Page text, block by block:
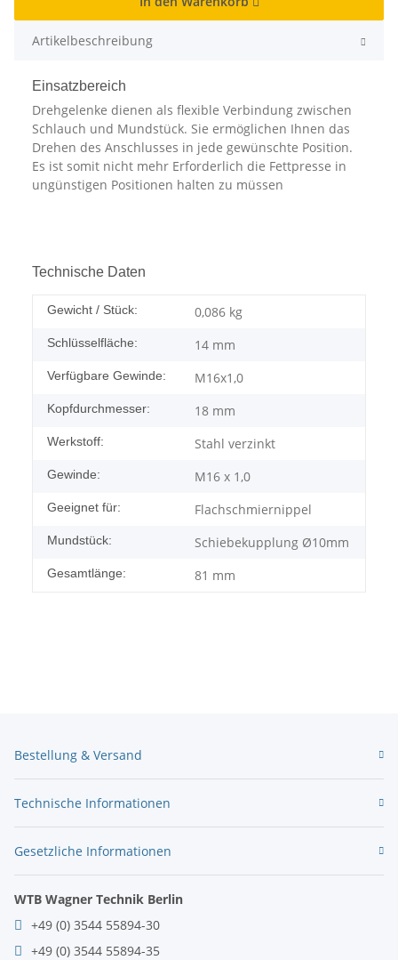
Artikelbeschreibung
Einsatzbereich
Drehgelenke dienen als flexible Verbindung zwischen
Schlauch und Mundstück. Sie ermöglichen Ihnen das
Drehen des Anschlusses in jede gewünschte Position.
Es ist somit nicht mehr Erforderlich die Fettpresse in
ungünstigen Positionen halten zu müssen
Technische Daten
Gewicht / Stück: 0,086 kg
Schlüsselfläche: 14 mm
Verfügbare Gewinde: M16x1,0
Kopfdurchmesser: 18 mm
Werkstoff: Stahl verzinkt
Gewinde: M16 x 1,0
Geeignet für: Flachschmiernippel
Mundstück: Schiebekupplung Ø10mm
Gesamtlänge: 81 mm
Bestellung & Versand
Technische Informationen
Gesetzliche Informationen
WTB Wagner Technik Berlin
+49 (0) 3544 55894-30
+49 (0) 3544 55894-35